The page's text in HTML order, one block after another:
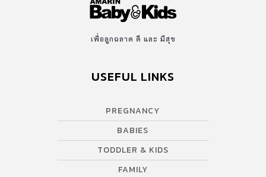
เพื่อลูกฉลาด ดี และ มีสุข
USEFUL LINKS
PREGNANCY
BABIES
TODDLER & KIDS
FAMILY